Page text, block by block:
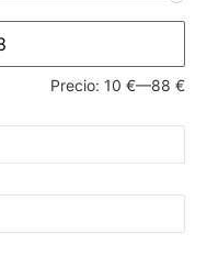
Precio: 10 €—88 €